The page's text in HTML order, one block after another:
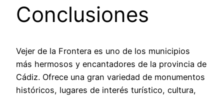
Conclusiones
Vejer de la Frontera es uno de los municipios
más hermosos y encantadores de la provincia de
Cádiz. Ofrece una gran variedad de monumentos
históricos, lugares de interés turístico, cultura,